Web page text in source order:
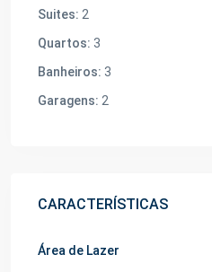
Suites: 2
Quartos: 3
Banheiros: 3
Garagens: 2
CARACTERÍSTICAS
Área de Lazer